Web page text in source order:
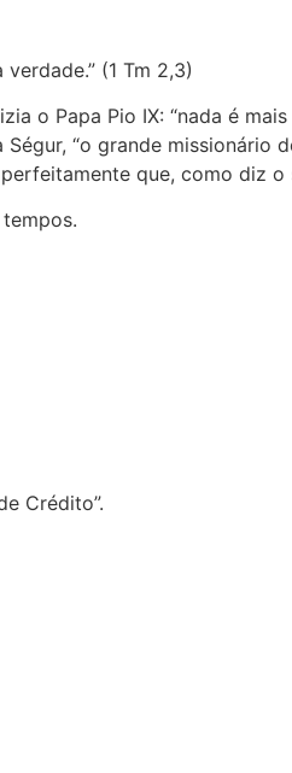
(1 Tm 2,3)
o Papa Pio IX: “nada é
“o grande missionário
que, como diz o
Crédito”.